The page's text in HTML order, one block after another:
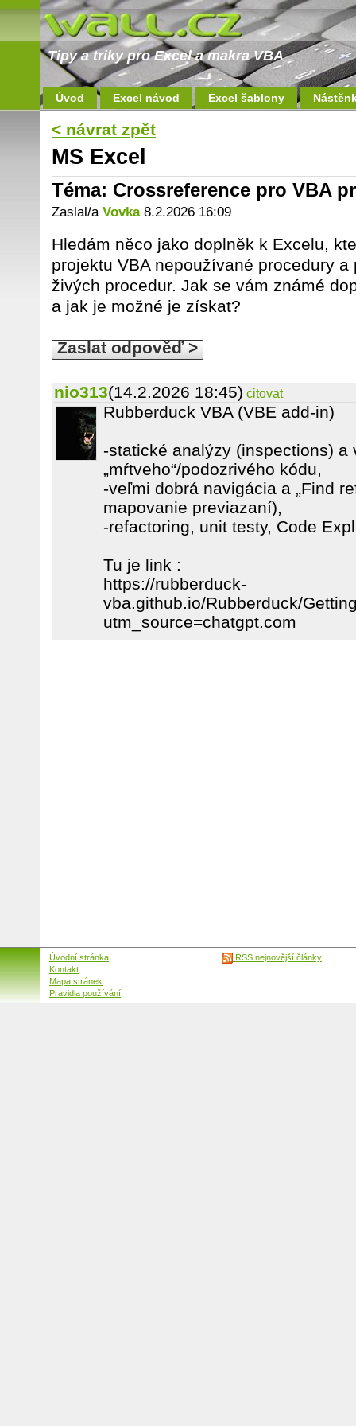
Tipy a triky pro Excel a makra VBA
Úvod Excel návod Excel šablony
< návrat zpět
MS Excel
Téma: Crossreference pro VBA
Zaslal/a Vovka8.2.2026 16:09
Hledám něco jako doplněk k Excelu,
projektu VBA nepoužívané procedury
živých procedur. Jak se vám známé
a jak je možné je získat?
Zaslat odpověď >
nio313(14.2.2026 18:45) citovat
Rubberduck VBA (VBE add-in)
-statické analýzy (inspections)
„mŕtveho“/podozrivého kódu,
-veľmi dobrá navigácia a „Find
mapovanie previazaní),
-refactoring, unit testy, Code
Tu je link :
https://rubberduck-
vba.github.io/Rubberduck/
utm_source=chatgpt.com
Úvodní stránka
Kontakt
Mapa stránek
Pravidla používání
RSS nejnovější články